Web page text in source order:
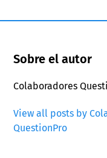
Sobre el autor
Colaboradores
View all posts by
QuestionPro